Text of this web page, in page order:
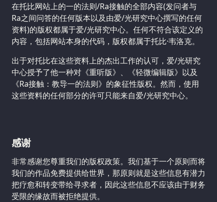
在托比网站上的一的法则/Ra接触的全部内容(发问者与
Ra之间问答的任何版本以及由爱/光研究中心撰写的任何
资料)的版权都属于爱/光研究中心。任何不符合该定义的
内容，包括网站本身的代码，版权都属于托比·韦洛克。
出于对托比在这些资料上的杰出工作的认可，爱/光研究
中心授予了他一种对《重听版》、《轻微编辑版》以及
《Ra接触：教导一的法则》的象征性版权。然而，使用
这些资料的任何部分的许可只能来自爱/光研究中心。
感谢
非常感谢您尊重我们的版权政策。我们基于一个原则而将
我们的作品免费提供给世界，那原则就是这些信息有潜力
把疗愈和转变带给寻求者，因此这些信息不应该由于财务
受限的缘故而被拒绝提供。